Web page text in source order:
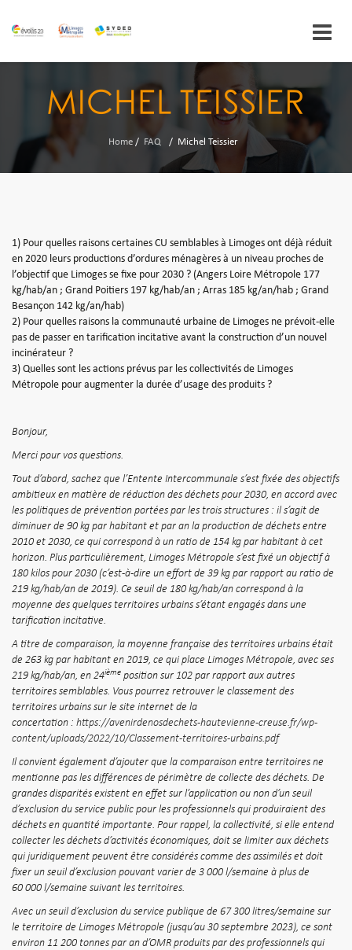
MICHEL TEISSIER
Home / FAQ / Michel Teissier
1) Pour quelles raisons certaines CU semblables à Limoges ont déjà réduit
en 2020 leurs productions d’ordures ménagères à un niveau proches de
l’objectif que Limoges se fixe pour 2030 ? (Angers Loire Métropole 177
kg/hab/an ; Grand Poitiers 197 kg/hab/an ; Arras 185 kg/an/hab ; Grand
Besançon 142 kg/an/hab)
2) Pour quelles raisons la communauté urbaine de Limoges ne prévoit-elle
pas de passer en tarification incitative avant la construction d’un nouvel
incinérateur ?
3) Quelles sont les actions prévus par les collectivités de Limoges
Métropole pour augmenter la durée d’usage des produits ?
Bonjour,
Merci pour vos questions.
Tout d’abord, sachez que l’Entente Intercommunale s’est fixée des objectifs
ambitieux en matière de réduction des déchets pour 2030, en accord avec
les politiques de prévention portées par les trois structures : il s’agit de
diminuer de 90 kg par habitant et par an la production de déchets entre
2010 et 2030, ce qui correspond à un ratio de 154 kg par habitant à cet
horizon. Plus particulièrement, Limoges Métropole s’est fixé un objectif à
180 kilos pour 2030 (c’est-à-dire un effort de 39 kg par rapport au ratio de
219 kg/hab/an de 2019). Ce seuil de 180 kg/hab/an correspond à la
moyenne des quelques territoires urbains s’étant engagés dans une
tarification incitative.
A titre de comparaison, la moyenne française des territoires urbains était
de 263 kg par habitant en 2019, ce qui place Limoges Métropole, avec ses
219 kg/hab/an, en 24ième position sur 102 par rapport aux autres
territoires semblables. Vous pourrez retrouver le classement des
territoires urbains sur le site internet de la
concertation : https://avenirdenosdechets-hautevienne-creuse.fr/wp-
content/uploads/2022/10/Classement-territoires-urbains.pdf
Il convient également d’ajouter que la comparaison entre territoires ne
mentionne pas les différences de périmètre de collecte des déchets. De
grandes disparités existent en effet sur l’application ou non d’un seuil
d’exclusion du service public pour les professionnels qui produiraient des
déchets en quantité importante. Pour rappel, la collectivité, si elle entend
collecter les déchets d’activités économiques, doit se limiter aux déchets
qui juridiquement peuvent être considérés comme des assimilés et doit
fixer un seuil d’exclusion pouvant varier de 3 000 l/semaine à plus de
60 000 l/semaine suivant les territoires.
Avec un seuil d’exclusion du service publique de 67 300 litres/semaine sur
le territoire de Limoges Métropole (jusqu’au 30 septembre 2023), ce sont
environ 11 200 tonnes par an d’OMR produits par des professionnels qui